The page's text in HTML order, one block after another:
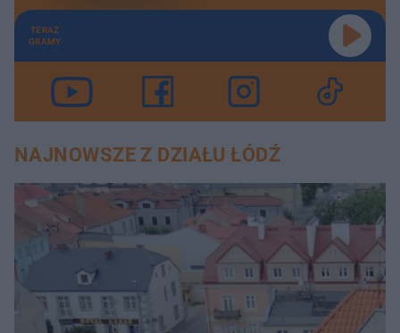
TERAZ
GRAMY
NAJNOWSZE Z DZIAŁU ŁÓDŹ